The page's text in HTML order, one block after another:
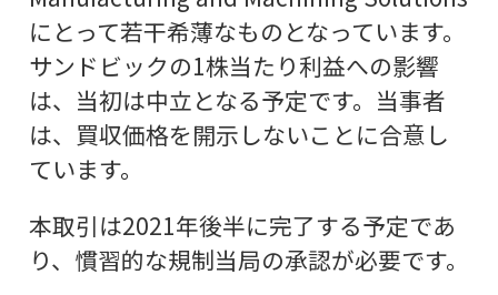
にとって若干希薄なものとなっています。
サンドビックの1株当たり利益への影響
は、当初は中立となる予定です。当事者
は、買収価格を開示しないことに合意し
ています。
本取引は2021年後半に完了する予定であ
り、慣習的な規制当局の承認が必要です。